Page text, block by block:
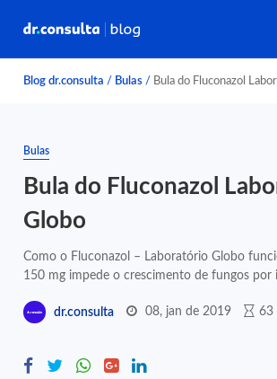
Blog dr.consulta / Bulas / Bula do Fluconazol
Bulas
Bula do Fluconazol
Globo
Como o Fluconazol – Laboratório Globo
150 mg impede o crescimento de fungos por
dr.consulta 08, jan de 2019 63